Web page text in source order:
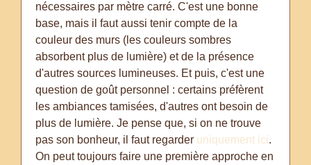
nécessaires par mètre carré. C'est une bonne
base, mais il faut aussi tenir compte de la
couleur des murs (les couleurs sombres
absorbent plus de lumière) et de la présence
d'autres sources lumineuses. Et puis, c'est une
question de goût personnel : certains préfèrent
les ambiances tamisées, d'autres ont besoin de
plus de lumière. Je pense que, si on ne trouve
pas son bonheur, il faut regarder uniquement ici.
On peut toujours faire une première approche en